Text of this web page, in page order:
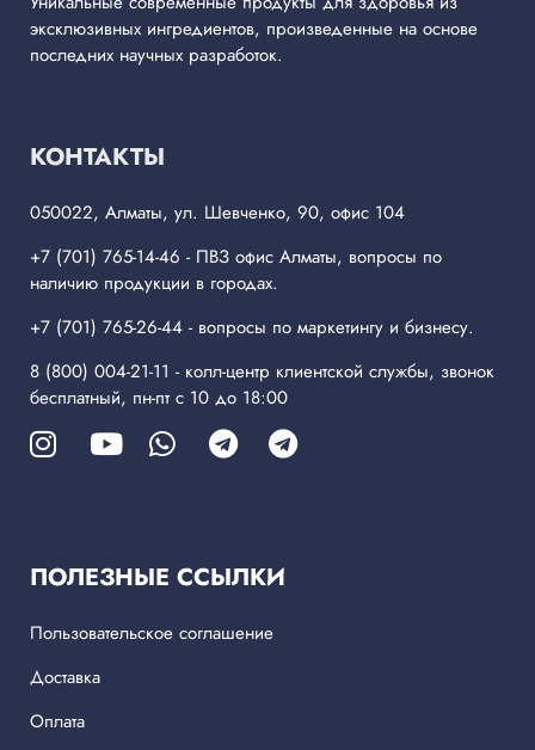
эксклюзивных ингредиентов, произведенные на основе
последних научных разработок.
КОНТАКТЫ
050022, Алматы, ул. Шевченко, 90, офис 104
+7 (701) 765-14-46 - ПВЗ офис Алматы, вопросы по
наличию продукции в городах.
+7 (701) 765-26-44 - вопросы по маркетингу и бизнесу.
8 (800) 004-21-11 - колл-центр клиентской службы, звонок
бесплатный, пн-пт с 10 до 18:00
ПОЛЕЗНЫЕ ССЫЛКИ
Пользовательское соглашение
Доставка
Оплата